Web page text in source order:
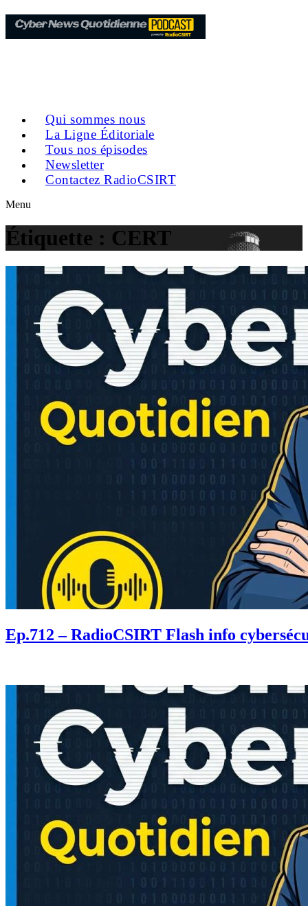
Qui sommes nous
La Ligne Éditoriale
Tous nos épisodes
Newsletter
Contactez RadioCSIRT
Menu
Étiquette : CERT
Ep.712 – RadioCSIRT Flash info